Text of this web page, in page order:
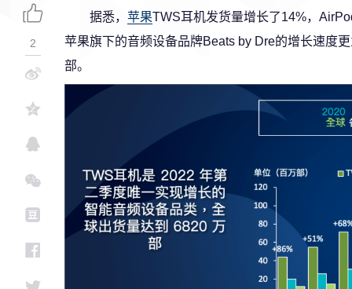
据悉， 苹果TWS耳机发货量增长了14%，
苹果旗下的音频设备品牌Beats by Dre的增长速度
部。
2